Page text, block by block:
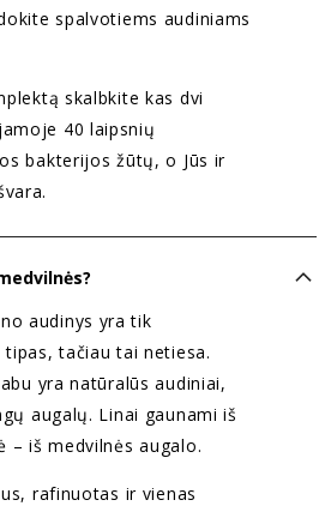
spalvotiems audiniams
skalbkite kas dvi
40 laipsnių
bakterijos žūtų, o Jūs ir
audinys yra tik
tipas, tačiau tai netiesa.
yra natūralūs audiniai,
augalų. Linai gaunami iš
– iš medvilnės augalo.
rafinuotas ir vienas